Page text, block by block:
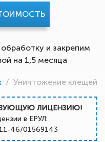
и закрепим
на 1,5 месяца
/ Уничтожение клещей
ЛИЦЕНЗИЮ!
в ЕРУЛ:
46/01569143